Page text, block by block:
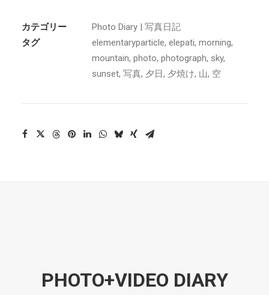
カテゴリー
Photo Diary | 写真日記
タグ
elementaryparticle, elepati, morning,
mountain, photo, photograph, sky,
sunset, 写真, 夕日, 夕焼け, 山, 空
PHOTO+VIDEO DIARY